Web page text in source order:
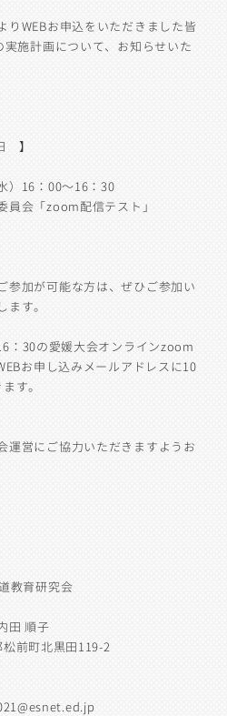
りWEBお申込をいただきました皆
施計画について、お知らせいた
】
16：00～16：30
「zoom配信テスト」
参加が可能な方は、ぜひご参加い
す。
：30の愛媛大会オンラインzoom
お申し込みメールアドレスに10
す。
運営にご協力いただきますようお
教育研究会
田 順子
前町北黒田119-2